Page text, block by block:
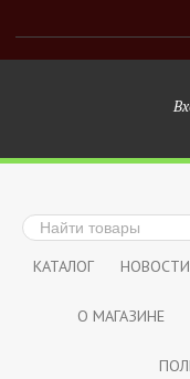
КАТАЛОГ НОВОСТИ
О МАГАЗИНЕ